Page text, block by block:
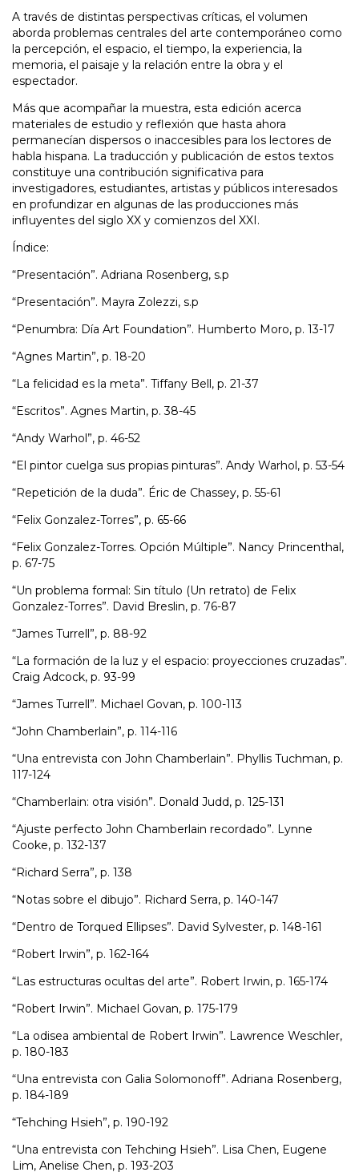
A través de distintas perspectivas críticas, el volumen
aborda problemas centrales del arte contemporáneo como
la percepción, el espacio, el tiempo, la experiencia, la
memoria, el paisaje y la relación entre la obra y el
espectador.
Más que acompañar la muestra, esta edición acerca
materiales de estudio y reflexión que hasta ahora
permanecían dispersos o inaccesibles para los lectores de
habla hispana. La traducción y publicación de estos textos
constituye una contribución significativa para
investigadores, estudiantes, artistas y públicos interesados
en profundizar en algunas de las producciones más
influyentes del siglo XX y comienzos del XXI.
Índice:
“Presentación”. Adriana Rosenberg, s.p
“Presentación”. Mayra Zolezzi, s.p
“Penumbra: Día Art Foundation”. Humberto Moro, p. 13-17
“Agnes Martin”, p. 18-20
“La felicidad es la meta”. Tiffany Bell, p. 21-37
“Escritos”. Agnes Martin, p. 38-45
“Andy Warhol”, p. 46-52
“El pintor cuelga sus propias pinturas”. Andy Warhol, p. 53-54
“Repetición de la duda”. Éric de Chassey, p. 55-61
“Felix Gonzalez-Torres”, p. 65-66
“Felix Gonzalez-Torres. Opción Múltiple”. Nancy Princenthal,
p. 67-75
“Un problema formal: Sin título (Un retrato) de Felix
Gonzalez-Torres”. David Breslin, p. 76-87
“James Turrell”, p. 88-92
“La formación de la luz y el espacio: proyecciones cruzadas”.
Craig Adcock, p. 93-99
“James Turrell”. Michael Govan, p. 100-113
“John Chamberlain”, p. 114-116
“Una entrevista con John Chamberlain”. Phyllis Tuchman, p.
117-124
“Chamberlain: otra visión”. Donald Judd, p. 125-131
“Ajuste perfecto John Chamberlain recordado”. Lynne
Cooke, p. 132-137
“Richard Serra”, p. 138
“Notas sobre el dibujo”. Richard Serra, p. 140-147
“Dentro de Torqued Ellipses”. David Sylvester, p. 148-161
“Robert Irwin”, p. 162-164
“Las estructuras ocultas del arte”. Robert Irwin, p. 165-174
“Robert Irwin”. Michael Govan, p. 175-179
“La odisea ambiental de Robert Irwin”. Lawrence Weschler,
p. 180-183
“Una entrevista con Galia Solomonoff”. Adriana Rosenberg,
p. 184-189
“Tehching Hsieh”, p. 190-192
“Una entrevista con Tehching Hsieh”. Lisa Chen, Eugene
Lim, Anelise Chen, p. 193-203